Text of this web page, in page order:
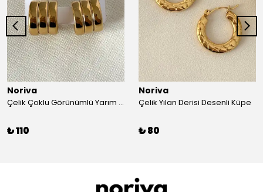
Noriva
Çelik Çoklu Görünümlü Yarım Halka Gold Küpe
₺ 110
Noriva
Çelik Yılan Derisi Desenli Küpe
₺ 80